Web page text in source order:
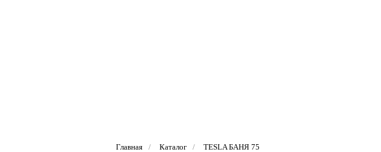
Главная / Каталог / TESLA БАНЯ 75